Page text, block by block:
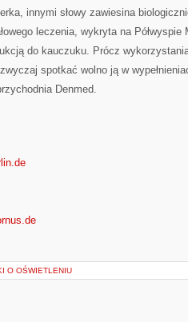
innymi słowy zawiesina
leczenia, wykryta na
do kauczuku. Prócz
spotkać wolno ją w
Denmed.
O OŚWIETLENIU